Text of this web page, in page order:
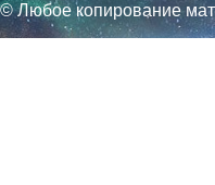
© Любое копирование